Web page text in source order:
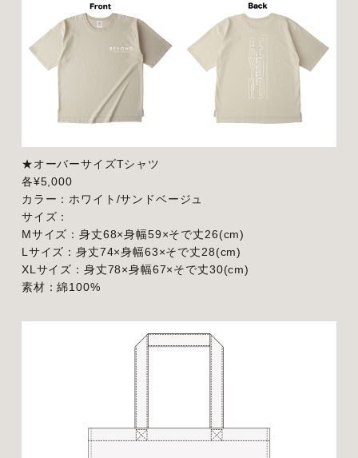
★オーバーサイズTシャツ
各¥5,000
カラー：ホワイト/サンドベージュ
サイズ：
Mサイズ：身丈68×身幅59×そで丈26(cm)
Lサイズ：身丈74×身幅63×そで丈28(cm)
XLサイズ：身丈78×身幅67×そで丈30(cm)
素材：綿100%